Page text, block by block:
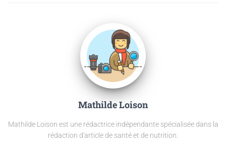
Mathilde Loison
Mathilde Loison est une rédactrice indépendante spécialisée dans la
rédaction d'article de santé et de nutrition.